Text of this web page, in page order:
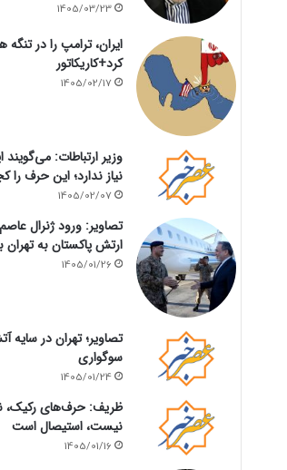
1405/03/23
ایران، ترامپ را در
کرد+کاریکاتور
1405/02/17
وزیر ارتباطات: می‌گویند
نیاز ندارد؛ این حرف را
1405/02/07
تصاویر: ورود ژنرال
ارتش پاکستان به تهران
1405/01/26
تصاویر؛ تهران در
سوگواری
1405/01/24
ظریف: حرف‌های رکیک،
نیست، استیصال است
1405/01/16